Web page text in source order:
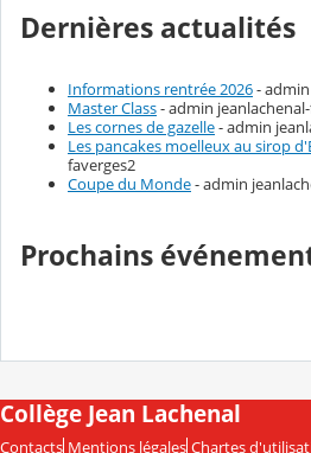
Dernières actualités
Informations rentrée 2026-
Master Class- admin
Les cornes de gazelle- admin
Les pancakes moelleux au sirop
faverges2
Coupe du Monde- admin
Prochains
Collège Jean Lachenal
Contacts Mentions légales Chartes